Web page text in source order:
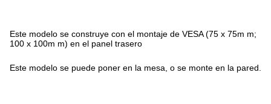
Este modelo se construye con el montaje de VESA (75 x 75m m;
100 x 100m m) en el panel trasero
Este modelo se puede poner en la mesa, o se monte en la pared.